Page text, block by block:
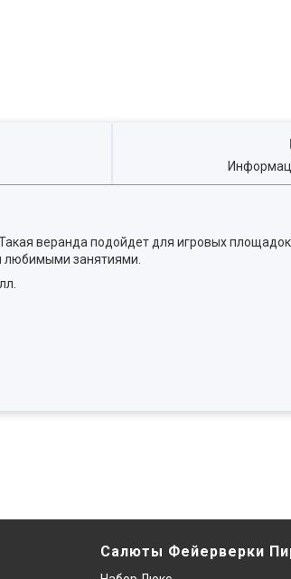
веранда подойдет для игровых
любимыми занятиями.
Салюты Фейерверки